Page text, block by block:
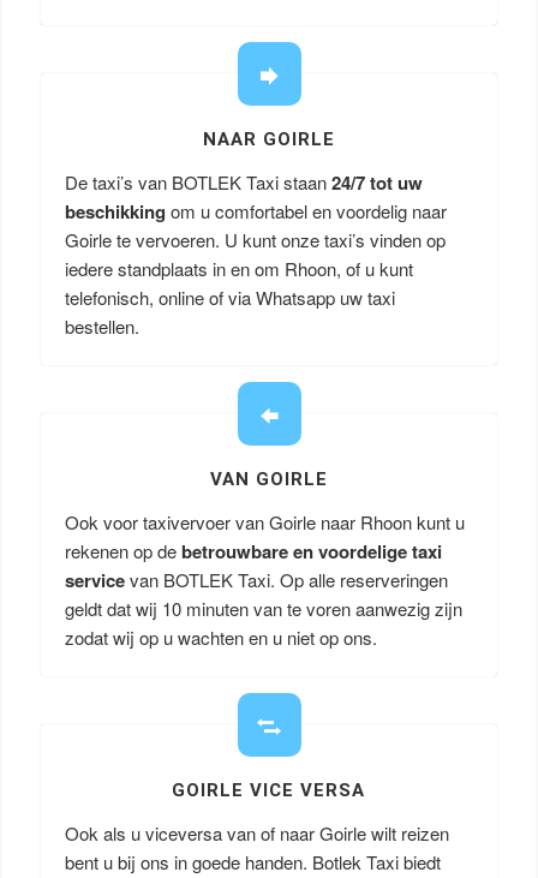
NAAR GOIRLE
De taxi’s van BOTLEK Taxi staan24/7 tot uw
beschikking om u comfortabel en voordelig naar
Goirle te vervoeren. U kunt onze taxi’s vinden op
iedere standplaats in en om Rhoon, of u kunt
telefonisch, online of via Whatsapp uw taxi
bestellen.
VAN GOIRLE
Ook voor taxivervoer van Goirle naar Rhoon kunt u
rekenen op debetrouwbare en voordelige taxi
servicevan BOTLEK Taxi. Op alle reserveringen
geldt dat wij 10 minuten van te voren aanwezig zijn
zodat wij op u wachten en u niet op ons.
GOIRLE VICE VERSA
Ook als u viceversa van of naar Goirle wilt reizen
bent u bij ons in goede handen. Botlek Taxi biedt